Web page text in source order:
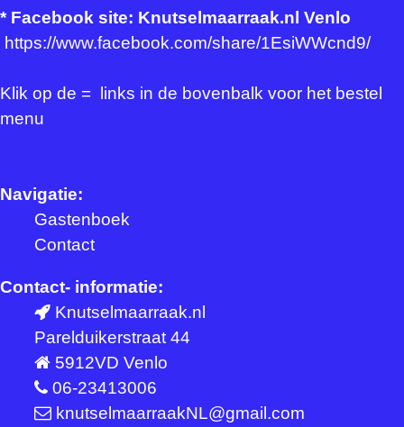
* Facebook site: Knutselmaarraak.nl Venlo
https://www.facebook.com/share/1EsiWWcnd9/
Klik op de = links in de bovenbalk voor het bestel
menu
Navigatie:
Gastenboek
Contact
Contact- informatie:
Knutselmaarraak.nl
Parelduikerstraat 44
5912VD Venlo
06-23413006
knutselmaarraakNL@gmail.com